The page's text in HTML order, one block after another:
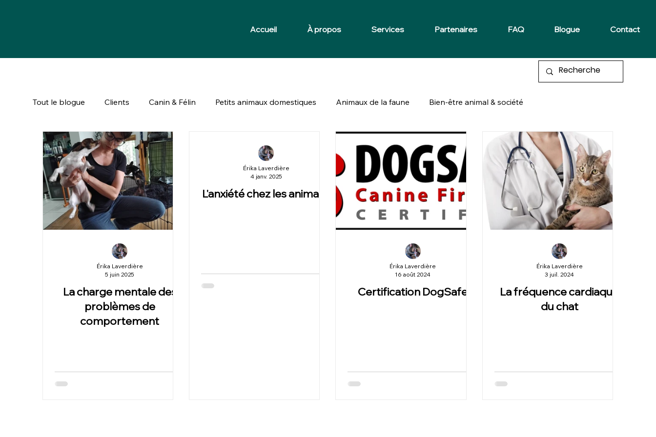
Accueil À propos Services Partenaires FAQ Blogue Contact
Tout le blogue Clients Canin & Félin Petits animaux domestiques Animaux de la faune Bien-être animal & société
La charge mentale des
problèmes de
comportement
Érika Laverdière
5 juin 2025
L'anxiété chez les animaux
Érika Laverdière
4 janv. 2025
Certification DogSafe
Érika Laverdière
16 août 2024
La fréquence cardiaque
du chat
Érika Laverdière
3 juil. 2024